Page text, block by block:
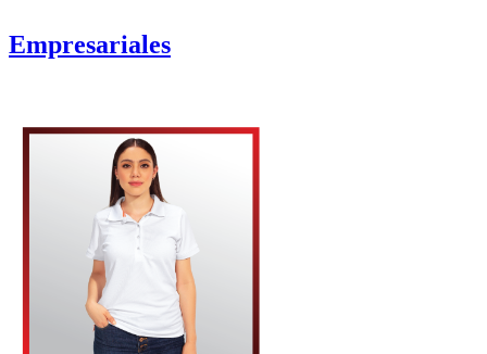
Empresariales